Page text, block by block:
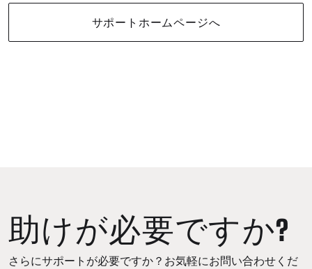
サポートホームページへ
助けが必要ですか?
さらにサポートが必要ですか？お気軽にお問い合わせくだ